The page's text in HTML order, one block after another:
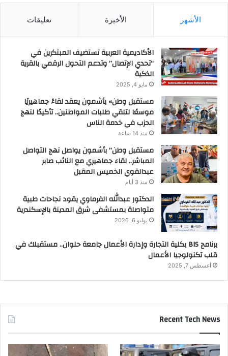
الأشهر الأخيرة تعليقات
الأكاديمية العربية تستضيف المبتكرين في
“تحدي الإتصال” وتدعم التحول الرقمي بالقرية
الذكية
مايو 4, 2025
مستقبل وطن» بأشمون يعقد لقاءً جماهيريًا
موسعًا لتلقي طلبات المواطنين.. تأكيدًا لنهج
الحزب في خدمة الناس
منذ 14 ساعة
مستقبل وطن” بأشمون يواصل نهج التواصل
المباشر.. لقاء جماهيري مع النائب صابر
عبدالقوي الخميس المقبل
منذ 3 أيام
الدكتور عبدالله الفرماوي يقود نجاحات طبية
متواصلة بمستشفى شرق المدينة بالإسكندرية
يوليو 6, 2026
برنامج BIS بكلية التجارة وإدارة الأعمال جامعة حلوان.. مستقبلك في
قلب تكنولوجيا الأعمال
أغسطس 7, 2025
Recent Tech News